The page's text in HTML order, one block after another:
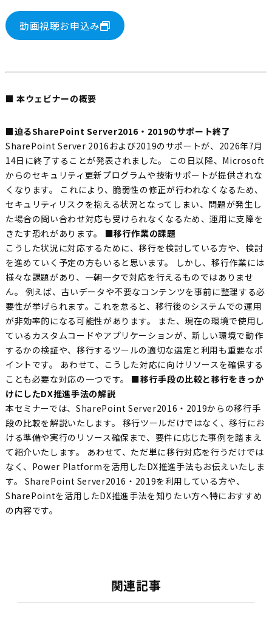
動画視聴お申込み
■ 本ウェビナーの概要
■迫るSharePoint Server2016・2019のサポート終了
SharePoint Server 2016および2019のサポートが、2026年7月
14日に終了することが発表されました。 この日以降、Microsoft
からのセキュリティ更新プログラムや技術サポートが提供されな
くなります。 これにより、脆弱性の修正が行われなくなるため、
セキュリティリスクを抱える状況となってしまい、問題が発生し
た場合の問い合わせ対応も受けられなくなるため、運用に支障を
きたす恐れがあります。 ■移行作業の課題
こうした状況に対応するために、移行を検討している方や、検討
を進めていく予定の方もいると思います。 しかし、移行作業には
様々な課題があり、一朝一夕で対応を行えるものではありませ
ん。 例えば、古いデータや不要なコンテンツを事前に整理する必
要性が挙げられます。これを怠ると、移行後のシステムでの運用
が非効率的になる可能性があります。 また、現在の環境で使用し
ているカスタムコードやアプリケーションが、新しい環境で動作
するかの検証や、移行するツールの適切な選定と利用も重要なポ
イントです。 あわせて、こうした対応に向けリソースを確保する
ことも必要な対応の一つです。 ■移行手段の比較と移行をきっか
けにしたDX推進手法の解説
本セミナーでは、SharePoint Server2016・2019からの移行手
段の比較を解説いたします。 移行ツールだけではなく、移行にお
ける準備や実行のリソース確保まで、要件に応じた事例を踏まえ
て紹介いたします。 あわせて、ただ単に移行対応を行うだけでは
なく、Power Platformを活用したDX推進手法もお伝えいたしま
す。 SharePoint Server2016・2019を利用している方や、
SharePointを活用したDX推進手法を知りたい方へ特におすすめ
の内容です。
関連記事